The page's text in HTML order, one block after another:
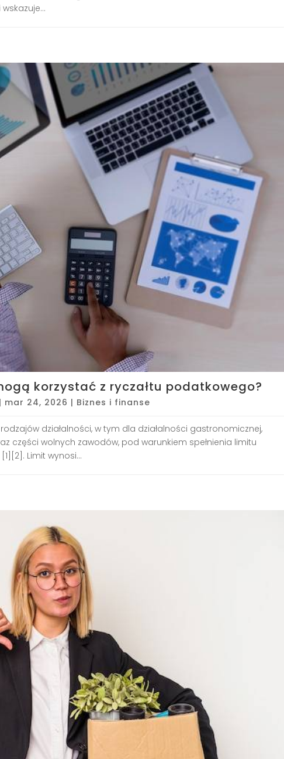
korzystać z ryczałtu podatkowego?
| mar 24, 2026 | Biznes i finanse
działalności, w tym dla działalności gastronomicznej,
części wolnych zawodów, pod warunkiem spełnienia limitu
Limit wynosi...